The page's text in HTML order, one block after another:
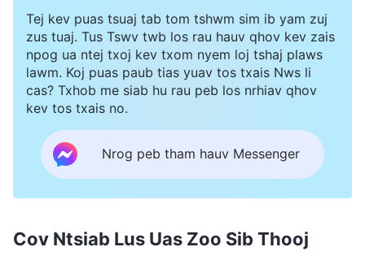
kuv tus tub xwb xwb.
Tom qab ntawd kuv tus tub tus kab mob rov
tshwm sim dua zaum tsib, thiab tus kws kho
mob tau hais tias nws muaj kev kis mob ntau
heev dhau lawm, yog pheej tseem mob li no mus
ntxiv yuav luag txhua rau lub hlis, ces nws yuav
taws xob kho seb puas ntxim. Thaum kuv hnov li
Tej kev puas tsuaj tab tom tshwm sim ib yam zuj
zus tuaj. Tus Tswv twb los rau hauv qhov kev zais
npog ua ntej txoj kev txom nyem loj tshaj plaws
lawm. Koj puas paub tias yuav tos txais Nws li
cas? Txhob me siab hu rau peb los nrhiav qhov
kev tos txais no.
Nrog peb tham hauv Messenger
Cov Ntsiab Lus Uas Zoo Sib Thooj